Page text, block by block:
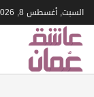
السبت, أغسطس 8, 2026